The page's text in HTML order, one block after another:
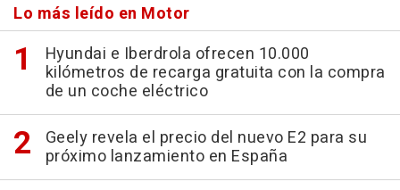
Lo más leído en Motor
Hyundai e Iberdrola ofrecen 10.000
kilómetros de recarga gratuita con la compra
de un coche eléctrico
Geely revela el precio del nuevo E2 para su
próximo lanzamiento en España